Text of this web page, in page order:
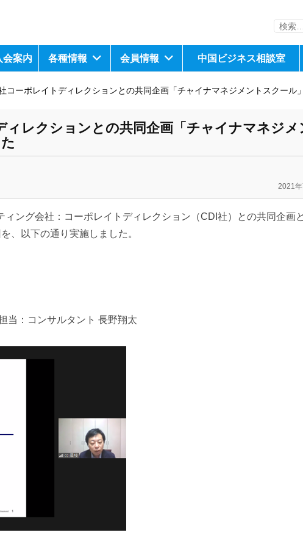
検
会案内 各種情報 会員情報 中国ビジネス相談室
コーポレイトディレクションとの共同企画「チャイナマネジメントスクール
ィレクションとの共同企画「チャイナマネジメ
2021
ング会社：コーポレイトディレクション（CDI社）との共同企画と
、以下の通り実施しました。
当：コンサルタント 長野翔太